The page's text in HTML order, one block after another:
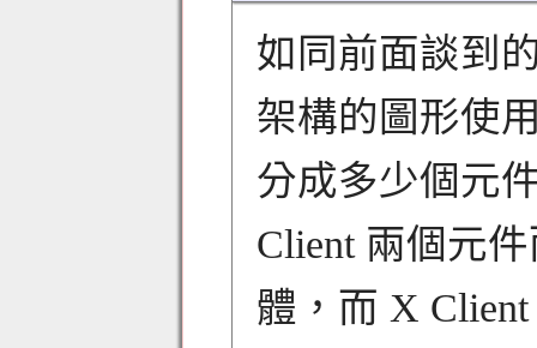
如同前面談到
架構的圖形使
分成多少個元
Client 兩個元
體，而 X